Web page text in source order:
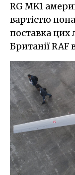
RG MK1
вартістю
поставка цих
Британії RAF